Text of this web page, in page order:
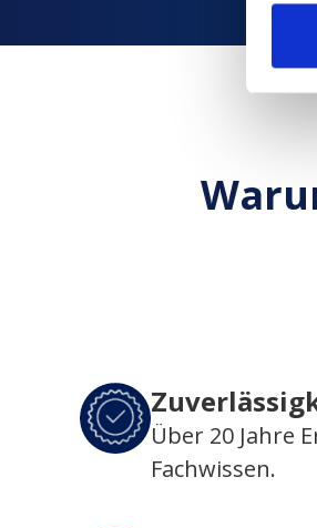
Über 20 Jahre
Fachwissen.